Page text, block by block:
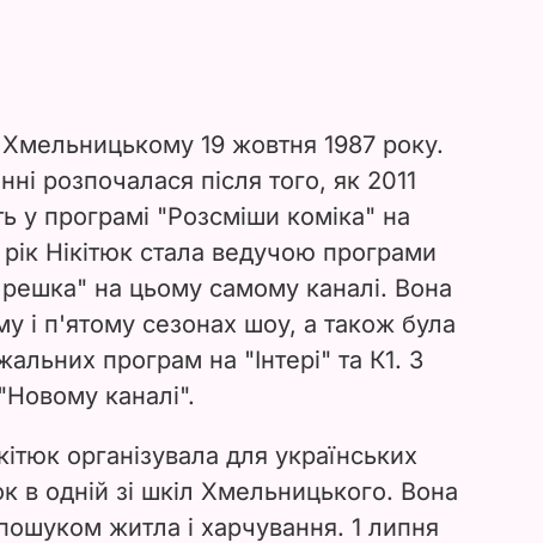
19 жовтня 1987 року.
розпочалася після того, як 2011
у програмі "Розсміши коміка" на
Нікітюк стала ведучою програми
на цьому самому каналі. Вона
і п'ятому сезонах шоу, а також була
програм на "Інтері" та К1. З
каналі".
організувала для українських
в одній зі шкіл Хмельницького. Вона
житла і харчування. 1 липня